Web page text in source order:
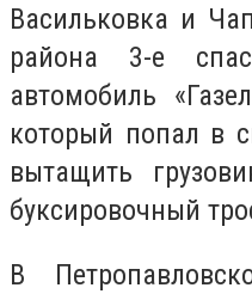
Васильковка и
района 3-е
автомобиль
который попал в
вытащить
буксировочный
В